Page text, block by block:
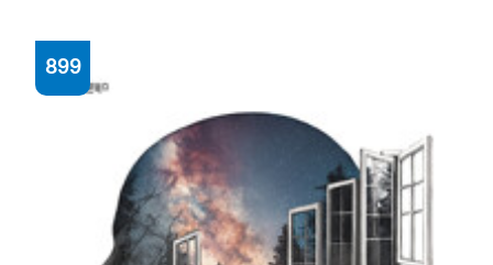
무례함이 선을 넘을 때 즉각 꺼내는 단호한 문장
박형석 지음
899